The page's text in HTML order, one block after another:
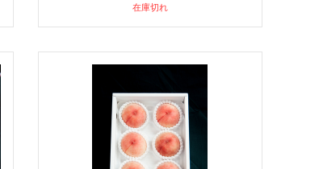
在庫切れ